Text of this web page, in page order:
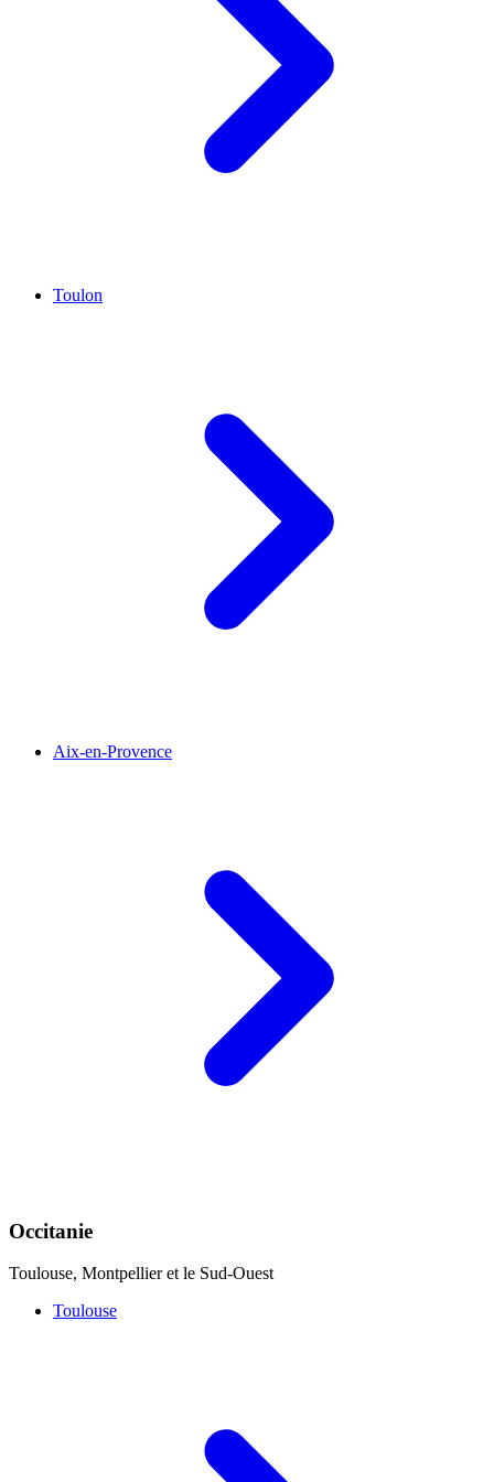
Toulon
Aix-en-Provence
Occitanie
Toulouse, Montpellier et le Sud-Ouest
Toulouse